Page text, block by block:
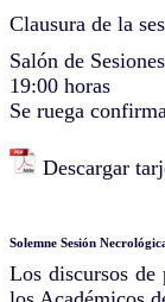
Clausura de la
Salón de
19:00 horas
Se ruega
Descargar
Solemne Sesión
Los discursos de